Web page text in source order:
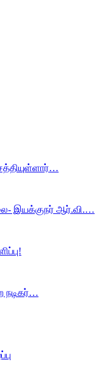
இயக்குநர் ஆர்.வி.…
நடிகர்…